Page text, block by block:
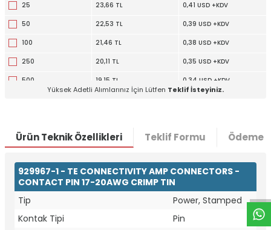
W
h
t
a
p
p
D
e
s
e
H
a
t
t
25 23,66 TL 0,41 USD +KDV
50 22,53 TL 0,39 USD +KDV
100 21,46 TL 0,38 USD +KDV
250 20,11 TL 0,35 USD +KDV
500 19,15 TL 0,34 USD +KDV
Yüksek Adetli Alımlarınız İçin Lütfen Teklif İsteyiniz.
Ürün Teknik Özellikleri Teklif Formu Ödeme
929967-1 - TE CONNECTIVITY AMP CONNECTORS -
CONTACT PIN 17-20AWG CRIMP TIN
Tip
Power, Stamped
Kontak Tipi
Pin